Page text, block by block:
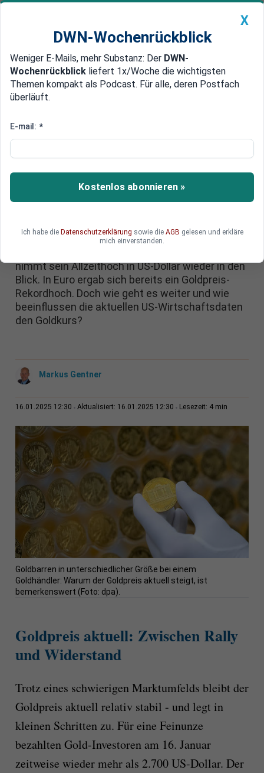
Newsticker MEIN DWN: Geldanlage Premium
Edelmetalle DWN-Magazin China
Goldpreis aktuell: Wie die
und was für Anleger jetzt wichtig
eines schwierigen Marktumfelds klettert der
nimmt sein Allzeithoch in US-Dollar wieder in den
Blick. In Euro ergab sich bereits ein Goldpreis-
Rekordhoch. Doch wie geht es weiter und wie
beeinflussen die aktuellen US-Wirtschaftsdaten
den Goldkurs?
Markus Gentner
16.01.2025 12:30 Aktualisiert: 16.01.2025 12:30 Lesezeit: 4 min
Goldbarren in unterschiedlicher Größe bei einem
Goldhändler: Warum der Goldpreis aktuell steigt, ist
bemerkenswert (Foto: dpa).
Goldpreis aktuell: Zwischen Rally
und Widerstand
Trotz eines schwierigen Marktumfelds bleibt der
Goldpreis aktuell relativ stabil - und legt in
kleinen Schritten zu. Für eine Feinunze
bezahlten Gold-Investoren am 16. Januar
zeitweise wieder mehr als 2.700 US-Dollar. Der
X
DWN-Wochenrückblick
Weniger E-Mails, mehr Substanz: Der DWN-
Wochenrückblick liefert 1x/Woche die wichtigsten
Themen kompakt als Podcast. Für alle, deren Postfach
überläuft.
E-mail: *
Kostenlos abonnieren »
Ich habe die Datenschutzerklärung sowie die AGB gelesen und erkläre
mich einverstanden.